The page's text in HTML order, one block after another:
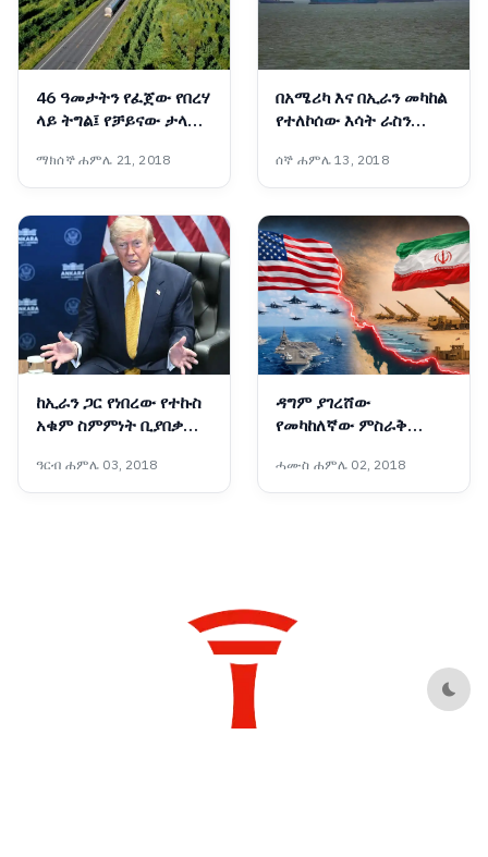
46 ዓመታትን የፈጀው የበረሃ
ላይ ትግል፤ የቻይናው ታላቁ
ስኬት
ማክሰኞ ሐምሌ 21, 2018
በአሜሪካ እና በኢራን መካከል
የተለኮሰው እሳት ራስን
ዓለም አቀፍ ተቋማት ጠየቁ
ሰኞ ሐምሌ 13, 2018
ከኢራን ጋር የነበረው የተኩስ
አቁም ስምምነት ቢያበቃም
ትወያያለች፦ ፕሬዝዳንት
ትራምፕ
ዓርብ ሐምሌ 03, 2018
ዳግም ያገረሸው
የመካከለኛው ምስራቅ
ሓሙስ ሐምሌ 02, 2018